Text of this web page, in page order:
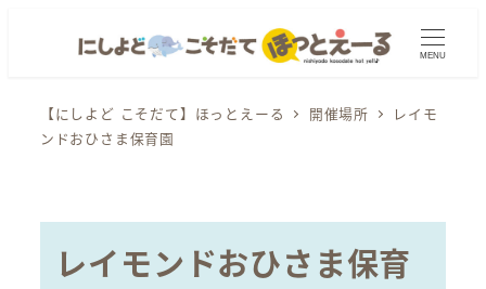
MENU
【にしよど こそだて】ほっとえーる 開催場所
レイモ
ンドおひさま保育園
レイモンドおひさま保育